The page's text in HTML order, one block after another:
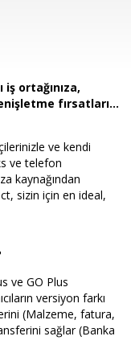
iş ortağınıza,
fırsatları...
ve kendi
ve telefon
kaynağından
sizin için en ideal,
ve GO Plus
versiyon farkı
(Malzeme, fatura,
sağlar (Banka